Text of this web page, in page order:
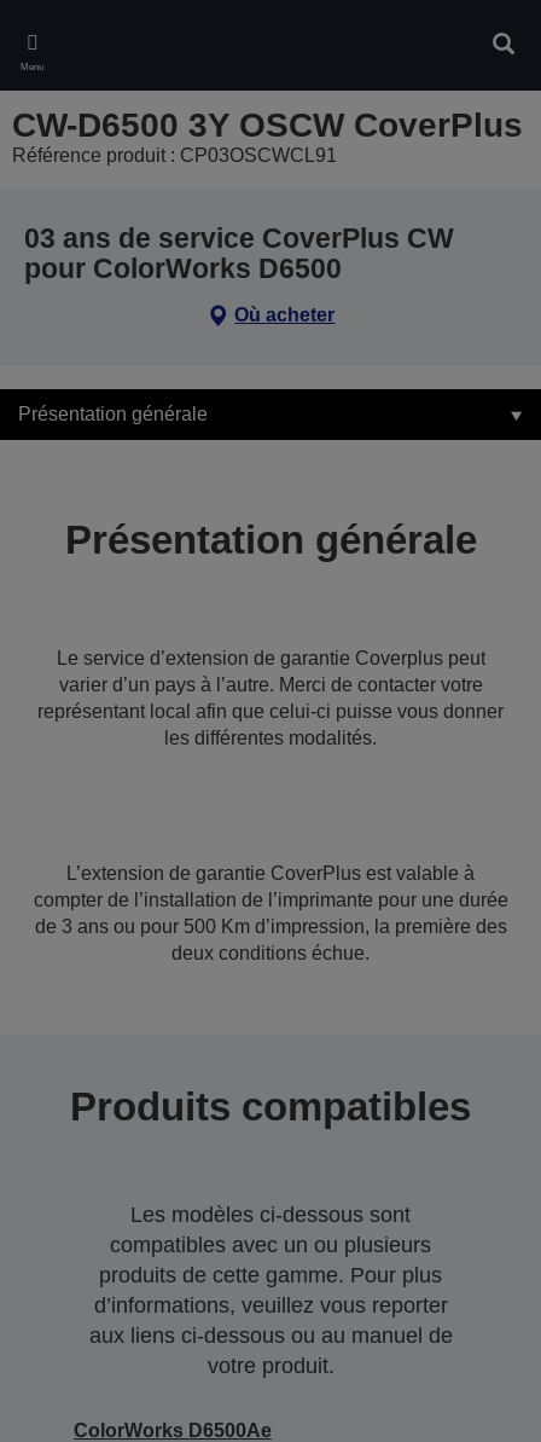
main
content
Menu
CW-D6500 3Y OSCW CoverPlus
Référence produit : CP03OSCWCL91
03 ans de service CoverPlus CW
pour ColorWorks D6500
Où acheter
Présentation générale
Présentation générale
Le service d’extension de garantie Coverplus peut
varier d’un pays à l’autre. Merci de contacter votre
représentant local afin que celui-ci puisse vous donner
les différentes modalités.
L’extension de garantie CoverPlus est valable à
compter de l’installation de l’imprimante pour une durée
de 3 ans ou pour 500 Km d’impression, la première des
deux conditions échue.
Produits compatibles
Les modèles ci-dessous sont
compatibles avec un ou plusieurs
produits de cette gamme. Pour plus
d’informations, veuillez vous reporter
aux liens ci-dessous ou au manuel de
votre produit.
ColorWorks D6500Ae